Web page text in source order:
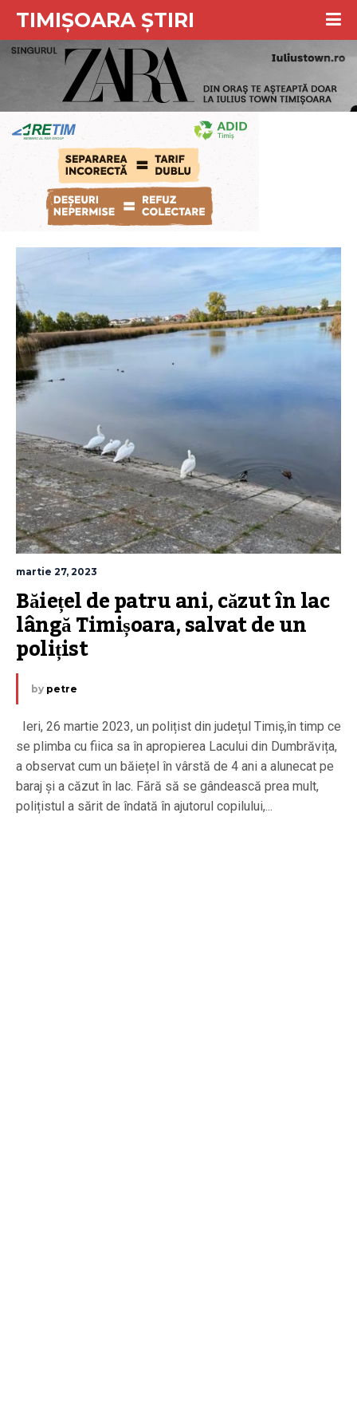
TIMIȘOARA ȘTIRI
martie 27, 2023
Băiețel de patru ani, căzut în lac
lângă Timișoara, salvat de un
polițist
by petre
Ieri, 26 martie 2023, un polițist din județul Timiș,în timp ce
se plimba cu fiica sa în apropierea Lacului din Dumbrăvița,
a observat cum un băiețel în vârstă de 4 ani a alunecat pe
baraj și a căzut în lac. Fără să se gândească prea mult,
polițistul a sărit de îndată în ajutorul copilului,...